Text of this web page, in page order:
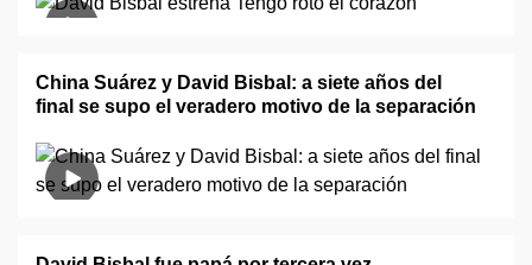
China Suárez y David Bisbal: a siete años del
final se supo el veradero motivo de la separación